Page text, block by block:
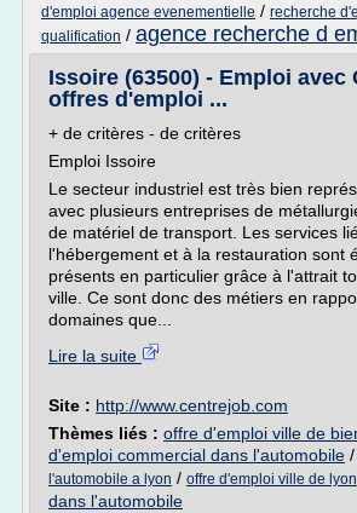
d'emploi agence evenementielle / recherche
qualification / agence recherche d
Issoire (63500) - Emploi avec
offres d'emploi ...
+ de critères - de critères
Emploi Issoire
Le secteur industriel est très bien
avec plusieurs entreprises de
de matériel de transport. Les services
l'hébergement et à la restauration sont
présents en particulier grâce à l'attrait
ville. Ce sont donc des métiers en
domaines que...
Lire la suite
Site : http://www.centrejob.com
Thèmes liés : offre d'emploi ville de
d'emploi commercial dans l'automobile /
l'automobile a lyon / offre d'emploi ville de lyon
dans l'automobile